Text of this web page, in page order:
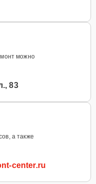
можно
83
а также
center.ru